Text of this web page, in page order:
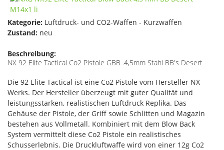
Kategorie: Luftdruck- und CO2-Waffen - Kurzwaffen
Zustand: neu
Beschreibung:
NX 92 Elite Tactical Co2 Pistole GBB .4,5mm Stahl BB's Desert
Die 92 Elite Tactical ist eine Co2 Pistole vom Hersteller NX
Werks. Der Hersteller überzeugt mit guter Qualität und
leistungsstarken, realistischen Luftdruck Replika. Das
Gehäuse der Pistole, der Griff sowie Schlitten und Magazin
bestehen aus Vollmetall. Kombiniert mit dem Blow Back
System vermittelt diese Co2 Pistole ein realistisches
Schusserlebnis. Die Druckluftwaffe wird von einer 12g Co2